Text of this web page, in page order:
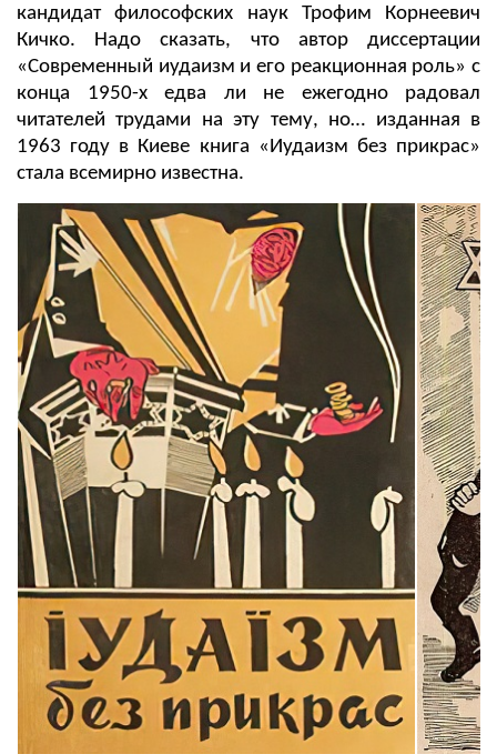
кандидат философских наук Трофим Корнеевич
Кичко. Надо сказать, что автор диссертации
«Современный иудаизм и его реакционная роль» с
конца 1950-х едва ли не ежегодно радовал
читателей трудами на эту тему, но… изданная в
1963 году в Киеве книга «Иудаизм без прикрас»
стала всемирно известна.